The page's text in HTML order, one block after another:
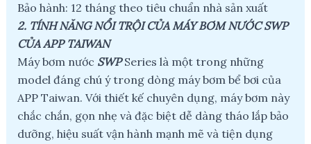
Bảo hành: 12 tháng theo tiêu chuẩn nhà sản xuất
2. TÍNH NĂNG NỔI TRỘI CỦA MÁY BƠM NƯỚC SWP
CỦA APP TAIWAN
Máy bơm nước SWPSeries là một trong những
model đáng chú ý trong dòng máy bơm bể bơi của
APP Taiwan. Với thiết kế chuyên dụng, máy bơm này
chắc chắn, gọn nhẹ và đặc biệt dễ dàng tháo lắp bảo
dưỡng, hiệu suất vận hành mạnh mẽ và tiện dụng